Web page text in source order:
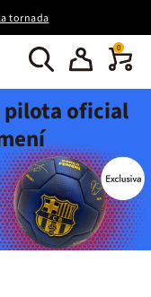
tornada
0
pilota oficial